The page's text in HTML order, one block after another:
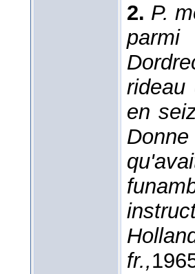
2. P.
parmi
rideau
en
fr.,